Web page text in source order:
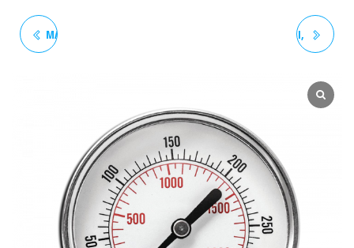
MANOMETRO DE 0 A 200 PSI,
1/8" HORIZONTAL (T. POST)
BRONCE MODELO: PEM
MANOMETRO DE 0 A 15 PSI,
1/8" VERTICAL (T. INF)
BRONCE MODELO: PEM